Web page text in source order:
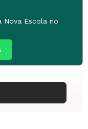
Nova Escola no